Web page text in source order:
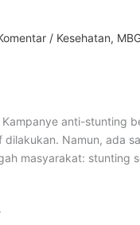
/ Kesehatan,
Kampanye anti-stunting
dilakukan. Namun, ada
masyarakat: stunting